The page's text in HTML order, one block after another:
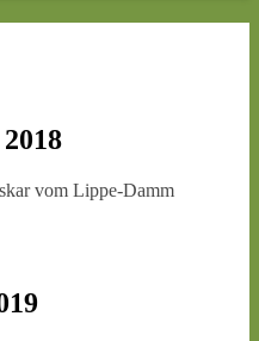
vom Lippe-Damm